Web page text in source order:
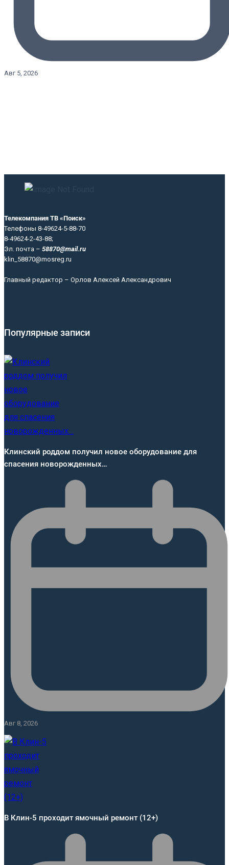
Авг 5, 2026
Телекомпания ТВ «Поиск»
Телефоны 8-49624-5-88-70
8-49624-2-43-88;
Эл. почта – 58870@mail.ru
klin_58870@mosreg.ru
Главный редактор – Орлов Алексей Александрович
Популярные записи
Клинский роддом получил новое оборудование для
спасения новорожденных…
Авг 8, 2026
В Клин-5 проходит ямочный ремонт (12+)